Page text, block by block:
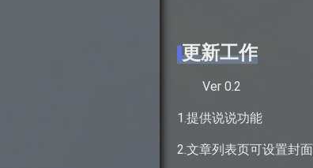
更新工作
Ver 0.2
1.提供说说功能
2.文章列表页可设置封面